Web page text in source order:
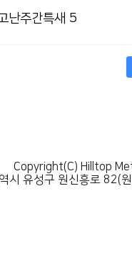
난주간특새 5
Copyright(C) Hilltop
시 유성구 원신흥로